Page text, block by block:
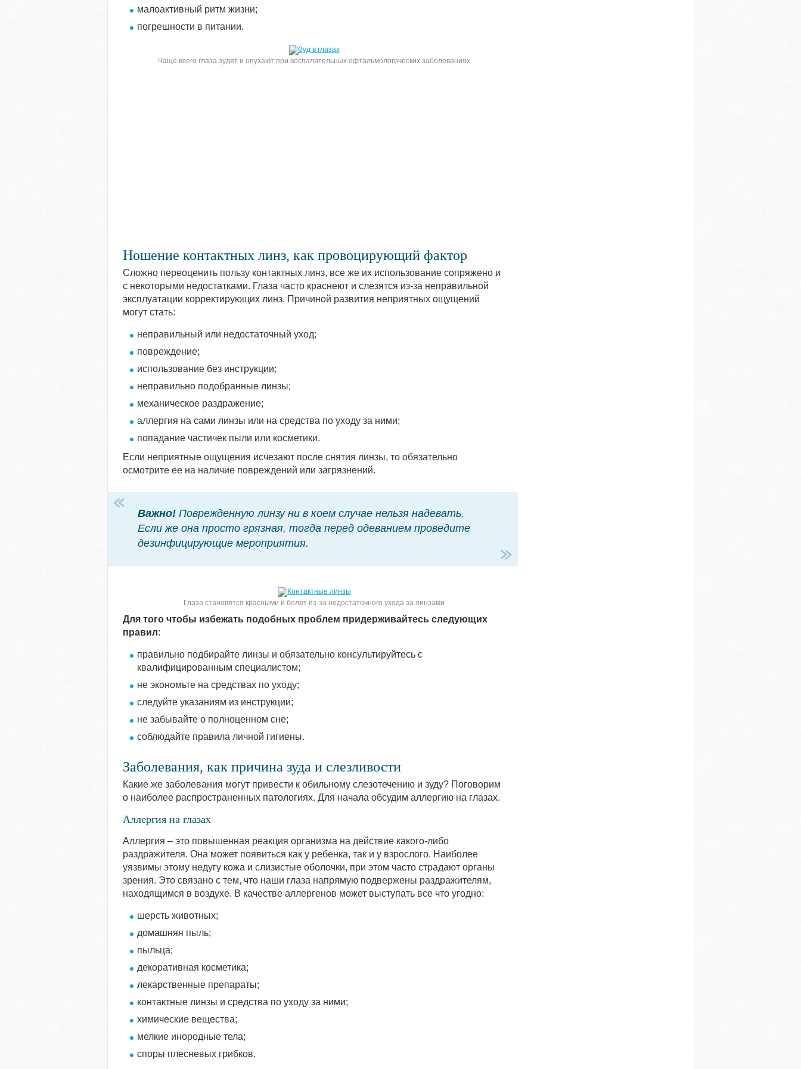
малоактивный ритм жизни;
погрешности в питании.
Чаще всего глаза зудят и опухают при воспалительных офтальмологических заболеваниях
Ношение контактных линз, как провоцирующий фактор
Сложно переоценить пользу контактных линз, все же их использование сопряжено и
с некоторыми недостатками. Глаза часто краснеют и слезятся из-за неправильной
эксплуатации корректирующих линз. Причиной развития неприятных ощущений
могут стать:
неправильный или недостаточный уход;
повреждение;
использование без инструкции;
неправильно подобранные линзы;
механическое раздражение;
аллергия на сами линзы или на средства по уходу за ними;
попадание частичек пыли или косметики.
Если неприятные ощущения исчезают после снятия линзы, то обязательно
осмотрите ее на наличие повреждений или загрязнений.
Важно!Поврежденную линзу ни в коем случае нельзя надевать.
Если же она просто грязная, тогда перед одеванием проведите
дезинфицирующие мероприятия.
Глаза становятся красными и болят из-за недостаточного ухода за линзами
Для того чтобы избежать подобных проблем придерживайтесь следующих
правил:
правильно подбирайте линзы и обязательно консультируйтесь с
квалифицированным специалистом;
не экономьте на средствах по уходу;
следуйте указаниям из инструкции;
не забывайте о полноценном сне;
соблюдайте правила личной гигиены.
Заболевания, как причина зуда и слезливости
Какие же заболевания могут привести к обильному слезотечению и зуду? Поговорим
о наиболее распространенных патологиях. Для начала обсудим аллергию на глазах.
Аллергия на глазах
Аллергия – это повышенная реакция организма на действие какого-либо
раздражителя. Она может появиться как у ребенка, так и у взрослого. Наиболее
уязвимы этому недугу кожа и слизистые оболочки, при этом часто страдают органы
зрения. Это связано с тем, что наши глаза напрямую подвержены раздражителям,
находящимся в воздухе. В качестве аллергенов может выступать все что угодно:
шерсть животных;
домашняя пыль;
пыльца;
декоративная косметика;
лекарственные препараты;
контактные линзы и средства по уходу за ними;
химические вещества;
мелкие инородные тела;
споры плесневых грибков.